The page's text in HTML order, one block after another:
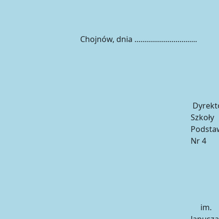
Chojnów, dnia ................................
Szkoły
Nr 4
im.